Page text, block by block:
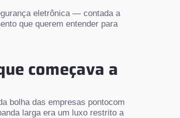
eletrônica — contada a
que querem entender para
começava a
bolha das empresas pontocom
larga era um luxo restrito a